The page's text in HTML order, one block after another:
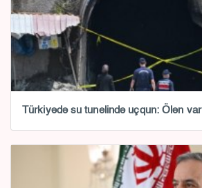
Türkiyədə su tunelində uçqun: Ölən var